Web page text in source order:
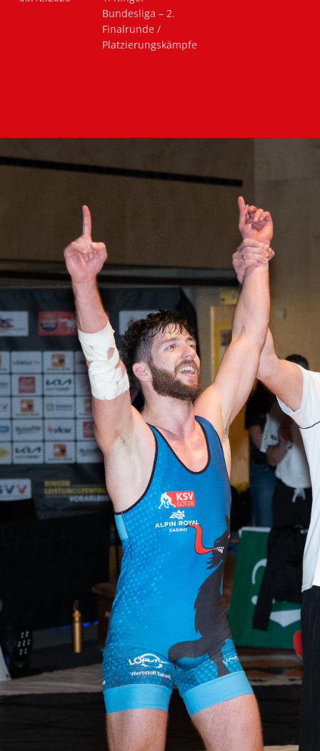
Bundesliga – 2.
Finalrunde /
Platzierungskämpfe